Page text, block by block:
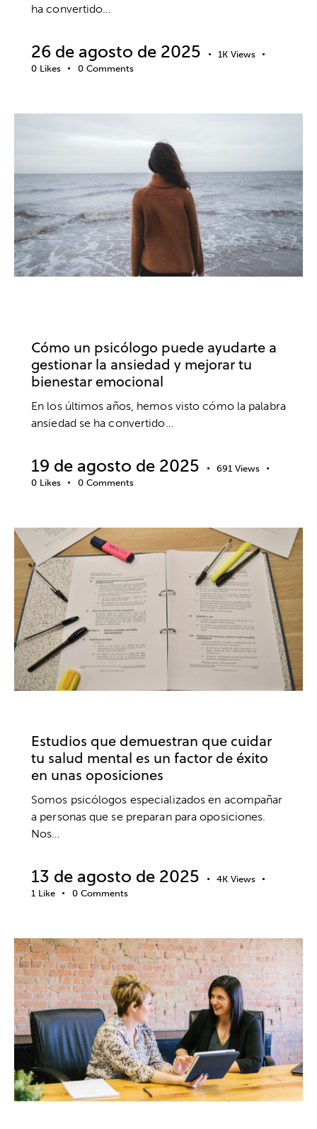
ha convertido…
26 de agosto de 2025 1K Views
0 Likes 0 Comments
Cómo un psicólogo puede ayudarte a
gestionar la ansiedad y mejorar tu
bienestar emocional
En los últimos años, hemos visto cómo la palabra
ansiedad se ha convertido…
19 de agosto de 2025 691 Views
0 Likes 0 Comments
Estudios que demuestran que cuidar
tu salud mental es un factor de éxito
en unas oposiciones
Somos psicólogos especializados en acompañar
a personas que se preparan para oposiciones.
Nos…
13 de agosto de 2025 4K Views
1 Like 0 Comments